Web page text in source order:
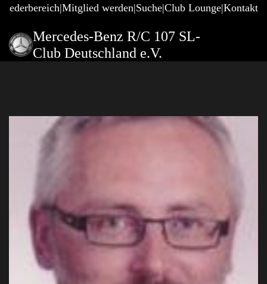
Mitglied werden Suche Club Lounge Kontakt
Mercedes-Benz R/C 107 SL-
Club Deutschland e.V.